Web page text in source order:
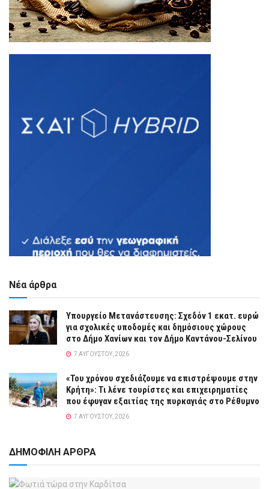
Νέα άρθρα
Υπουργείο Μετανάστευσης: Σχεδόν 1 εκατ. ευρώ
για σχολικές υποδομές και δημόσιους χώρους
στο Δήμο Χανίων και τον Δήμο Καντάνου-Σελίνου
7 ΑΥΓΟΎΣΤΟΥ, 2026
«Του χρόνου σχεδιάζουμε να επιστρέψουμε στην
Κρήτη»: Τι λένε τουρίστες και επιχειρηματίες
που έφυγαν εξαιτίας της πυρκαγιάς στο Ρέθυμνο
7 ΑΥΓΟΎΣΤΟΥ, 2026
ΔΗΜΟΦΙΛΗ ΑΡΘΡΑ